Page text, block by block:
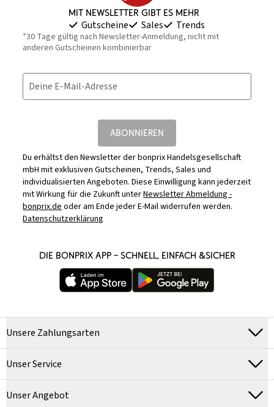
Mit Newsletter gibt es mehr
Gutscheine Sales Trends
*30 Tage gültig nach Newsletter-Anmeldung, nicht mit
anderen Gutscheinen kombinierbar
Deine E-Mail-Adresse
ABONNIEREN
Du erhältst den Newsletter der bonprix Handelsgesellschaft
mbH mit exklusiven Gutscheinen, Trends, Sales und
individualisierten Angeboten. Diese Einwilligung kann jederzeit
mit Wirkung für die Zukunft unterNewsletter Abmeldung -
bonprix.deoder am Ende jeder E-Mail widerrufen werden.
Datenschutzerklärung
DIE BONPRIX APP – SCHNELL, EINFACH &SICHER
Unsere Zahlungsarten
Unser Service
Unser Angebot